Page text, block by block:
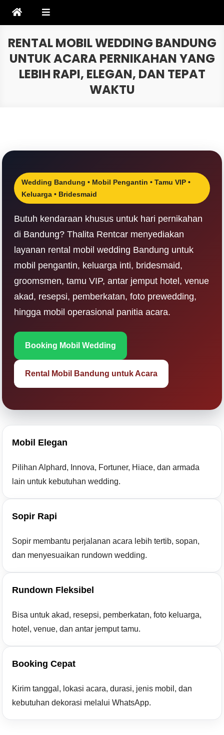
RENTAL MOBIL WEDDING BANDUNG
UNTUK ACARA PERNIKAHAN YANG
LEBIH RAPI, ELEGAN, DAN TEPAT
WAKTU
Wedding Bandung • Mobil Pengantin • Tamu VIP •
Keluarga • Bridesmaid
Butuh kendaraan khusus untuk hari pernikahan
di Bandung? Thalita Rentcar menyediakan
layanan rental mobil wedding Bandung untuk
mobil pengantin, keluarga inti, bridesmaid,
groomsmen, tamu VIP, antar jemput hotel, venue
akad, resepsi, pemberkatan, foto prewedding,
hingga mobil operasional panitia acara.
Booking Mobil Wedding
Rental Mobil Bandung untuk Acara
Mobil Elegan
Pilihan Alphard, Innova, Fortuner, Hiace, dan armada
lain untuk kebutuhan wedding.
Sopir Rapi
Sopir membantu perjalanan acara lebih tertib, sopan,
dan menyesuaikan rundown wedding.
Rundown Fleksibel
Bisa untuk akad, resepsi, pemberkatan, foto keluarga,
hotel, venue, dan antar jemput tamu.
Booking Cepat
Kirim tanggal, lokasi acara, durasi, jenis mobil, dan
kebutuhan dekorasi melalui WhatsApp.